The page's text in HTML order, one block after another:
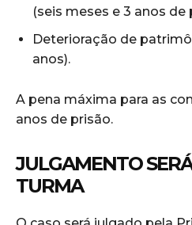
(seis meses e 3 anos de
Deterioração de
anos).
A pena máxima para as
anos de prisão.
JULGAMENTO
TURMA